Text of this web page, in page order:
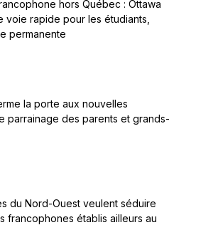
hors Québec : Ottawa
voie rapide pour les étudiants,
permanente
la porte aux nouvelles
parrainage des parents et grands-
du Nord-Ouest veulent séduire
francophones établis ailleurs au